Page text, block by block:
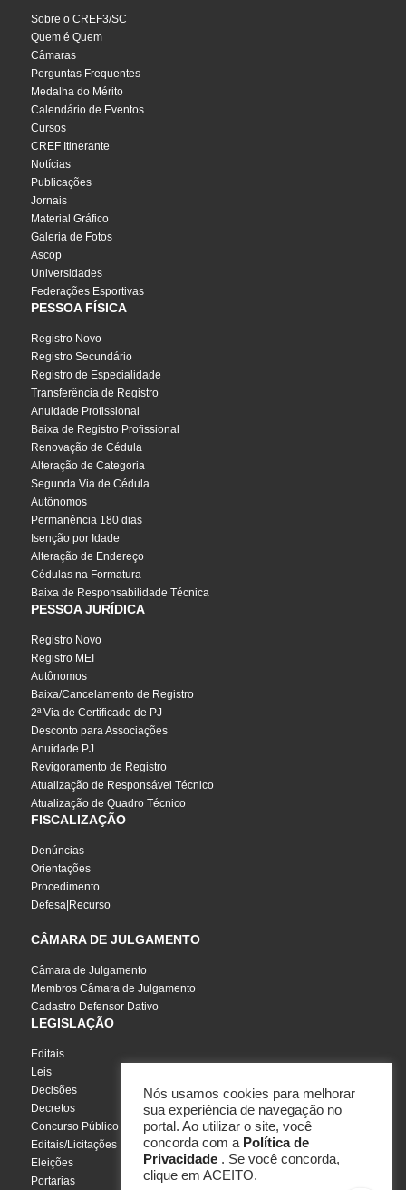
Sobre o CREF3/SC
Quem é Quem
Câmaras
Perguntas Frequentes
Medalha do Mérito
Calendário de Eventos
Cursos
CREF Itinerante
Notícias
Publicações
Jornais
Material Gráfico
Galeria de Fotos
Ascop
Universidades
Federações Esportivas
PESSOA FÍSICA
Registro Novo
Registro Secundário
Registro de Especialidade
Transferência de Registro
Anuidade Profissional
Baixa de Registro Profissional
Renovação de Cédula
Alteração de Categoria
Segunda Via de Cédula
Autônomos
Permanência 180 dias
Isenção por Idade
Alteração de Endereço
Cédulas na Formatura
Baixa de Responsabilidade Técnica
PESSOA JURÍDICA
Registro Novo
Registro MEI
Autônomos
Baixa/Cancelamento de Registro
2ª Via de Certificado de PJ
Desconto para Associações
Anuidade PJ
Revigoramento de Registro
Atualização de Responsável Técnico
Atualização de Quadro Técnico
FISCALIZAÇÃO
Denúncias
Orientações
Procedimento
Defesa|Recurso
CÂMARA DE JULGAMENTO
Câmara de Julgamento
Membros Câmara de Julgamento
Cadastro Defensor Dativo
LEGISLAÇÃO
Editais
Leis
Decisões
Decretos
Concurso Público
Editais/Licitações
Eleições
Portarias
Nós usamos cookies para melhorar
sua experiência de navegação no
portal. Ao utilizar o site, você
concorda com a Política de
Privacidade . Se você concorda,
clique em ACEITO.